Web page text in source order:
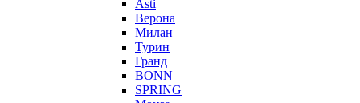
Asti
Верона
Милан
Турин
Гранд
BONN
SPRING